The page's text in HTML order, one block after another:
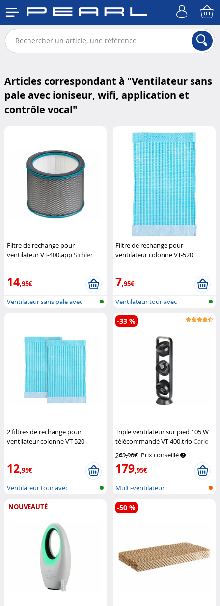
Articles correspondant à "Ventilateur sans
pale avec ioniseur, wifi, application et
contrôle vocal"
Filtre de rechange pour
ventilateur VT-400.appSichler
14,95€
Ventilateur sans pale avec
Filtre de rechange pour
ventilateur colonne VT-520
7,95€
Ventilateur tour avec
humidificateu...
2 filtres de rechange pour
ventilateur colonne VT-520
12,95€
Ventilateur tour avec
Triple ventilateur sur pied 105 W
télécommandé VT-400.trioCarlo
269,90€ Prix conseillé
179,95€
-33 %
Multi-ventilateur
NOUVEAUTÉ -50 %